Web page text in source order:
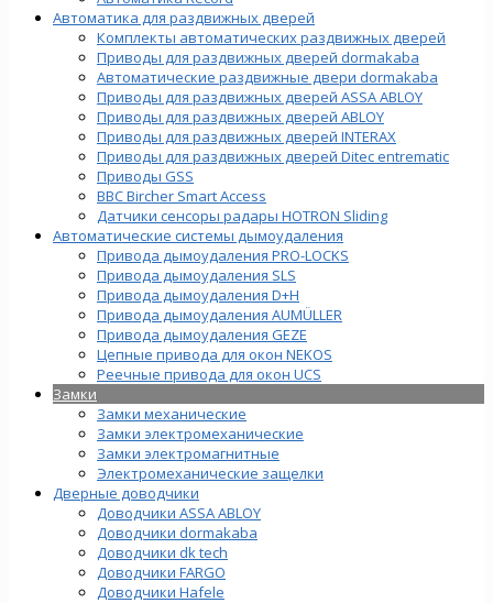
Автоматика для раздвижных дверей
Комплекты автоматических раздвижных дверей
Приводы для раздвижных дверей dormakaba
Автоматические раздвижные двери dormakaba
Приводы для раздвижных дверей ASSA ABLOY
Приводы для раздвижных дверей ABLOY
Приводы для раздвижных дверей INTERAX
Приводы для раздвижных дверей Ditec entrematic
Приводы GSS
BBC Bircher Smart Access
Датчики сенсоры радары HOTRON Sliding
Автоматические системы дымоудаления
Привода дымоудаления PRO-LOCKS
Привода дымоудаления SLS
Привода дымоудаления D+H
Привода дымоудаления AUMÜLLER
Привода дымоудаления GEZE
Цепные привода для окон NEKOS
Реечные привода для окон UСS
Замки
Замки механические
Замки электромеханические
Замки электромагнитные
Электромеханические защелки
Дверные доводчики
Доводчики ASSA ABLOY
Доводчики dormakaba
Доводчики dk tech
Доводчики FARGO
Доводчики Hafele